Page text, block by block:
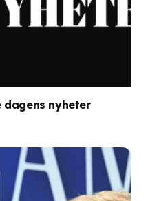
dagens nyheter